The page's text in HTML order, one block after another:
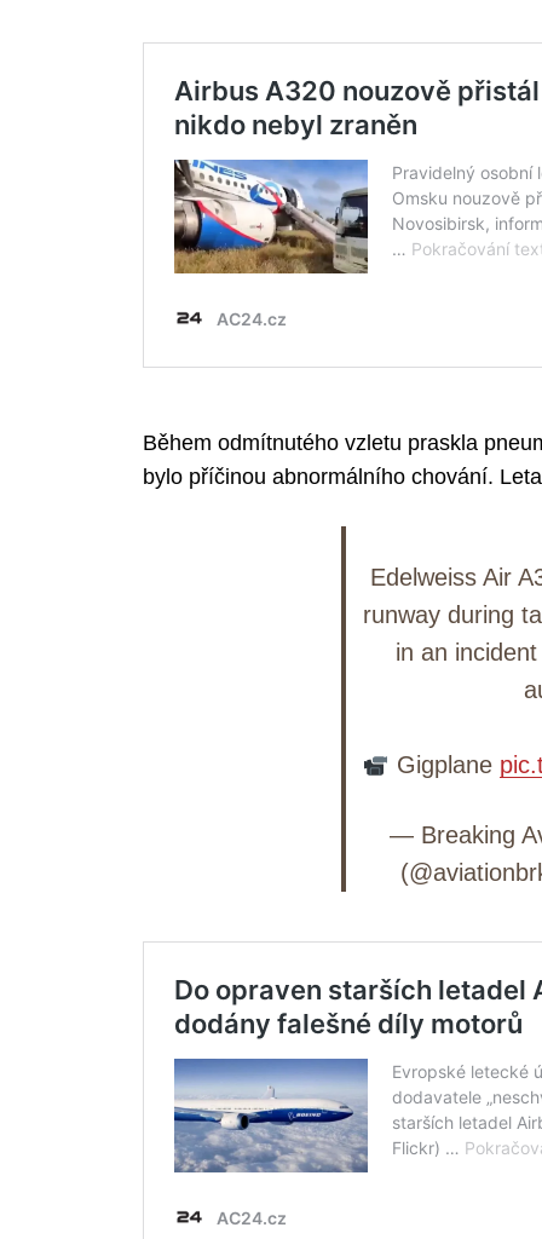
Během odmítnutého vzletu praskla
bylo příčinou abnormálního chování.
Edelweiss Air
runway during
in an
Gigplane
— Breaking